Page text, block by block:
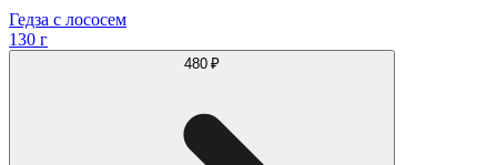
Гедза с лососем
130 г
480 ₽